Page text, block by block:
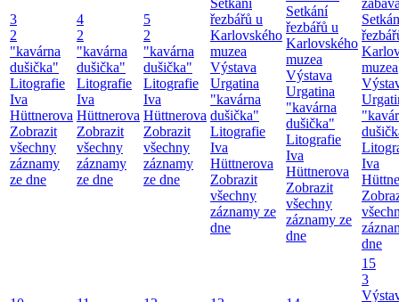
3
2
"kavárna
dušička"
Litografie
Iva
Hüttnerova
Zobrazit
všechny
záznamy
ze dne
4
2
"kavárna
dušička"
Litografie
Iva
Hüttnerova
Zobrazit
všechny
záznamy
ze dne
5
2
"kavárna
dušička"
Litografie
Iva
Hüttnerova
Zobrazit
všechny
záznamy
ze dne
řezbářů u
Karlovského
muzea
Výstava
Urgatina
"kavárna
dušička"
Litografie
Iva
Hüttnerova
Zobrazit
všechny
záznamy ze
dne
Setkání
řezbářů u
Karlovského
muzea
Výstava
Urgatina
"kavárna
dušička"
Litografie
Iva
Hüttnerova
Zobrazit
všechny
záznamy ze
dne
muzea
Iva
dne
15
3